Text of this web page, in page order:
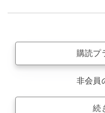
購読プ
非会員
続